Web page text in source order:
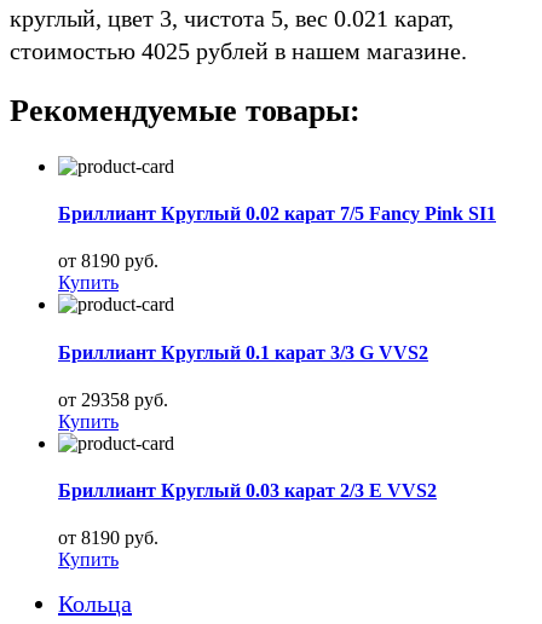
круглый, цвет 3, чистота 5, вес 0.021 карат,
стоимостью 4025 рублей в нашем магазине.
Рекомендуемые товары:
Бриллиант Круглый 0.02 карат 7/5 Fancy Pink SI1
от 8190 руб.
Купить
Бриллиант Круглый 0.1 карат 3/3 G VVS2
от 29358 руб.
Купить
Бриллиант Круглый 0.03 карат 2/3 E VVS2
от 8190 руб.
Купить
Кольца